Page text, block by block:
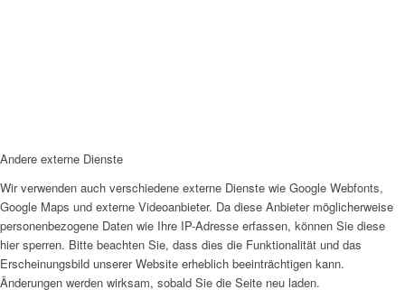
Andere externe Dienste
Wir verwenden auch verschiedene externe Dienste wie Google Webfonts,
Google Maps und externe Videoanbieter. Da diese Anbieter möglicherweise
personenbezogene Daten wie Ihre IP-Adresse erfassen, können Sie diese
hier sperren. Bitte beachten Sie, dass dies die Funktionalität und das
Erscheinungsbild unserer Website erheblich beeinträchtigen kann.
Änderungen werden wirksam, sobald Sie die Seite neu laden.